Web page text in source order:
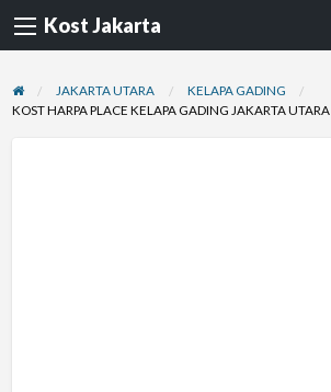
Kost Jakarta
JAKARTA UTARA
KELAPA GADING
KOST HARPA PLACE KELAPA GADING JAKARTA UTARA